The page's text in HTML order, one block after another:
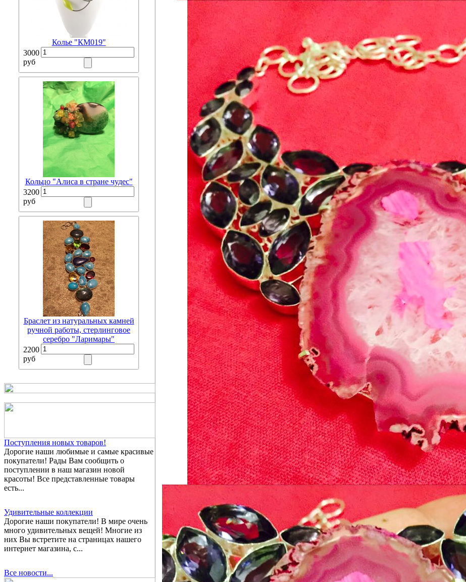
Колье "КМ019"
3000
руб
Кольцо "Алиса в стране чудес"
3200
руб
Браслет из натуральных камней
ручной работы, стерлинговое
серебро "Ларимары"
2200
руб
Поступления новых товаров!
Дорогие наши любимые и самые красивые
покупатели! Рады Вам сообщить о
поступлении в наш магазин новой
красоты! Все представленные товары
есть...
Удивительные коллекции
Дорогие наши покупатели! В мире очень
много удивительных вещей! Многие из
них Вы встретите на страницах нашего
интернет магазина, с...
Все новости...